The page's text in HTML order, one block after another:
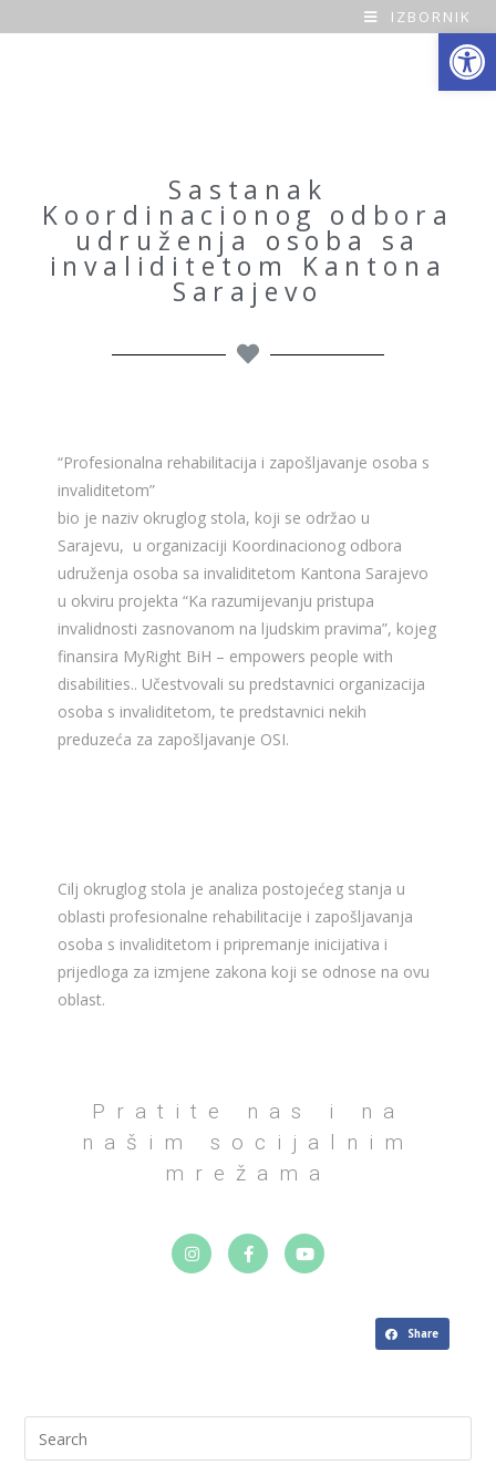
Open toolbar
O
IZBORNIK
Sastanak
Koordinacionog odbora
udruženja osoba sa
invaliditetom Kantona
Sarajevo
“Profesionalna rehabilitacija i zapošljavanje osoba s
invaliditetom”
bio je naziv okruglog stola, koji se održao u
Sarajevu, u organizaciji Koordinacionog odbora
udruženja osoba sa invaliditetom Kantona Sarajevo
u okviru projekta “Ka razumijevanju pristupa
invalidnosti zasnovanom na ljudskim pravima”, kojeg
finansira MyRight BiH – empowers people with
disabilities.. Učestvovali su predstavnici organizacija
osoba s invaliditetom, te predstavnici nekih
preduzeća za zapošljavanje OSI.
Cilj okruglog stola je analiza postojećeg stanja u
oblasti profesionalne rehabilitacije i zapošljavanja
osoba s invaliditetom i pripremanje inicijativa i
prijedloga za izmjene zakona koji se odnose na ovu
oblast.
Pratite nas i na
našim socijalnim
mrežama
Share